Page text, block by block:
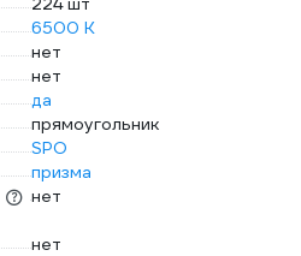
6500 К
нет
нет
да
прямоугольник
SPO
призма
нет
нет